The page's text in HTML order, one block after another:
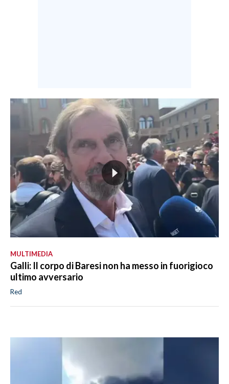
MULTIMEDIA
Galli: Il corpo di Baresi non ha messo in fuorigioco
ultimo avversario
Red